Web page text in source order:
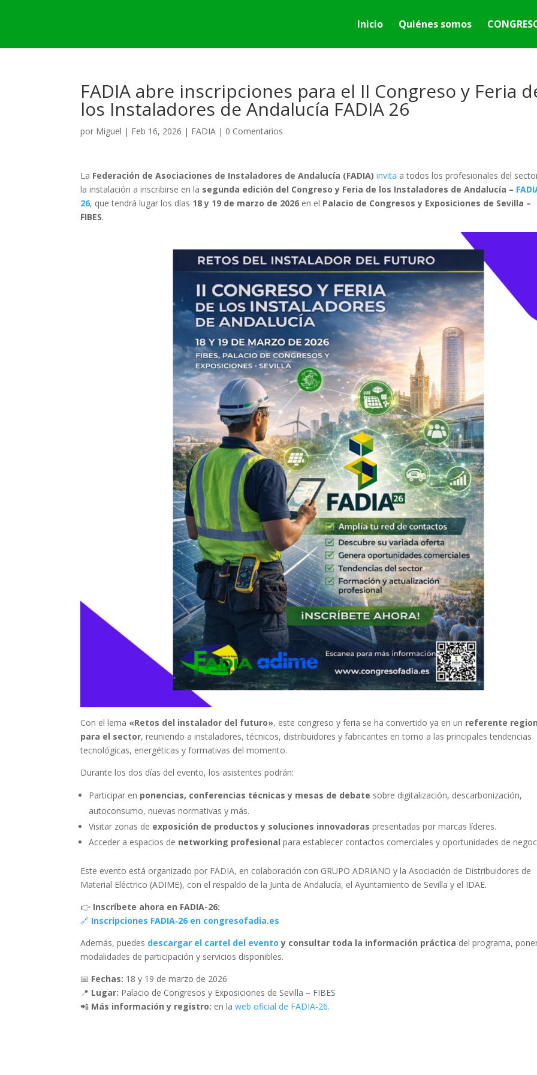
Inicio Quiénes somos
FADIA abre inscripciones para el II Congreso y Feria
los Instaladores de Andalucía FADIA 26
por Miguel | Feb 16, 2026 | FADIA | 0 Comentarios
La Federación de Asociaciones de Instaladores de Andalucía (FADIA) invita a todos los profesionales del
la instalación a inscribirse en la segunda edición del Congreso y Feria de los Instaladores de Andalucía –
26, que tendrá lugar los días 18 y 19 de marzo de 2026 en el Palacio de Congresos y Exposiciones de Sevilla –
FIBES.
Con el lema «Retos del instalador del futuro», este congreso y feria se ha convertido ya en un referente
para el sector, reuniendo a instaladores, técnicos, distribuidores y fabricantes en torno a las principales tendencias
tecnológicas, energéticas y formativas del momento.
Durante los dos días del evento, los asistentes podrán:
Participar en ponencias, conferencias técnicas y mesas de debate sobre digitalización, descarbonización,
autoconsumo, nuevas normativas y más.
Visitar zonas de exposición de productos y soluciones innovadoras presentadas por marcas líderes.
Acceder a espacios de networking profesional para establecer contactos comerciales y oportunidades de
Este evento está organizado por FADIA, en colaboración con GRUPO ADRIANO y la Asociación de Distribuidores de
Material Eléctrico (ADIME), con el respaldo de la Junta de Andalucía, el Ayuntamiento de Sevilla y el IDAE.
👉 Inscríbete ahora en FADIA-26:
🔗 Inscripciones FADIA‑26 en congresofadia.es
Además, puedes descargar el cartel del evento y consultar toda la información práctica del programa,
modalidades de participación y servicios disponibles.
📅 Fechas: 18 y 19 de marzo de 2026
📍 Lugar: Palacio de Congresos y Exposiciones de Sevilla – FIBES
📲 Más información y registro: en laweb oficial de FADIA-26.